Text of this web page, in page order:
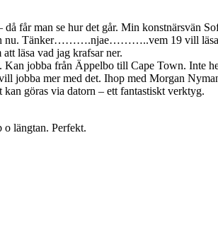
får man se hur det går. Min konstnärsvän
nu. Tänker……….njae………..vem 19 vill
läsa vad jag krafsar ner.
jobba från Äppelbo till Cape Town. Inte
jobba mer med det. Ihop med Morgan
göras via datorn – ett fantastiskt verktyg.
längtan. Perfekt.